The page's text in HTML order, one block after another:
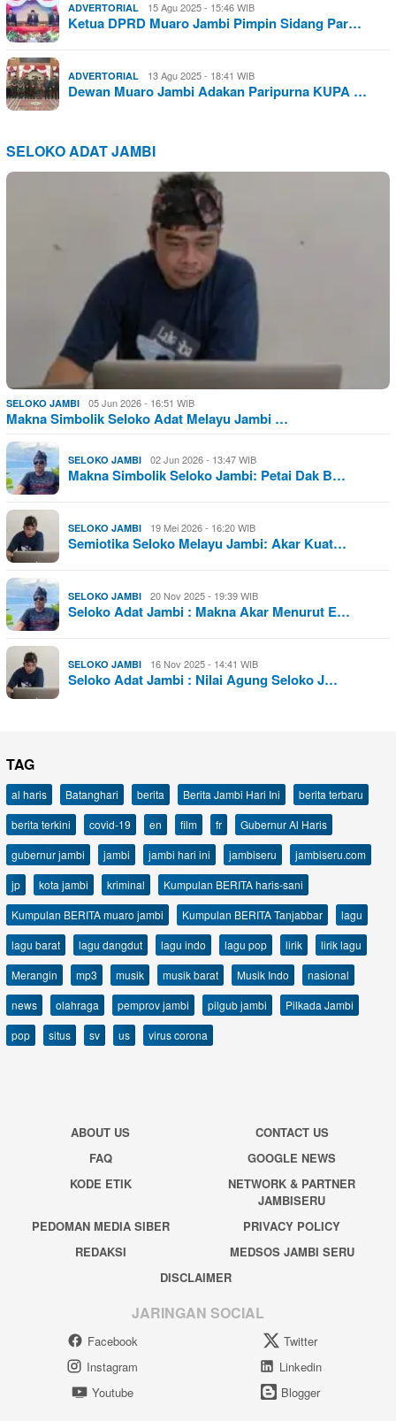
ADVERTORIAL 15 Agu 2025 - 15:46 WIB
Ketua DPRD Muaro Jambi Pimpin Sidang Par…
ADVERTORIAL 13 Agu 2025 - 18:41 WIB
Dewan Muaro Jambi Adakan Paripurna KUPA …
SELOKO ADAT JAMBI
SELOKO JAMBI 05 Jun 2026 - 16:51 WIB
Makna Simbolik Seloko Adat Melayu Jambi …
SELOKO JAMBI 02 Jun 2026 - 13:47 WIB
Makna Simbolik Seloko Jambi: Petai Dak B…
SELOKO JAMBI 19 Mei 2026 - 16:20 WIB
Semiotika Seloko Melayu Jambi: Akar Kuat…
SELOKO JAMBI 20 Nov 2025 - 19:39 WIB
Seloko Adat Jambi : Makna Akar Menurut E…
SELOKO JAMBI 16 Nov 2025 - 14:41 WIB
Seloko Adat Jambi : Nilai Agung Seloko J…
TAG
al haris Batanghari berita Berita Jambi Hari Ini
berita terbaru
berita terkini
covid-19 en film fr
Gubernur Al Haris
gubernur jambi
jambi jambi hari ini jambiseru
jambiseru.com
jp
kota jambi kriminal
Kumpulan BERITA haris-sani
Kumpulan BERITA muaro jambi
Kumpulan BERITA Tanjabbar
lagu
lagu barat
lagu dangdut lagu indo lagu pop lirik
lirik lagu
Merangin
mp3 musik musik barat Musik Indo
nasional
news
olahraga pemprov jambi pilgub jambi
Pilkada Jambi
pop
situs sv us virus corona
ABOUT US
CONTACT US
FAQ
GOOGLE NEWS
KODE ETIK
NETWORK & PARTNER
JAMBISERU
PEDOMAN MEDIA SIBER
PRIVACY POLICY
REDAKSI
MEDSOS JAMBI SERU
DISCLAIMER
JARINGAN SOCIAL
Facebook
Twitter
Instagram
Linkedin
Youtube
Blogger